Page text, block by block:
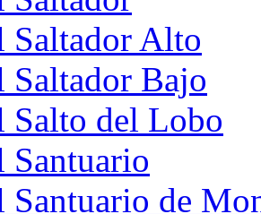
Saltador Alto
Saltador Bajo
Salto del Lobo
Santuario
Santuario de